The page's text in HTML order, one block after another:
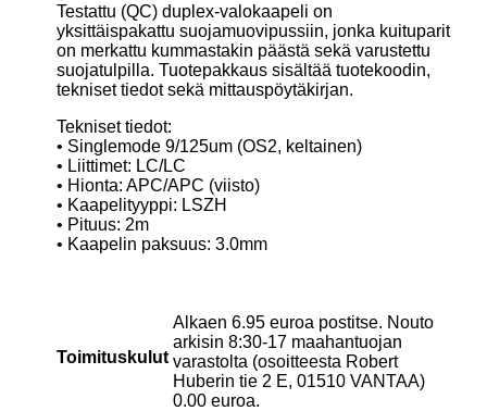
Testattu (QC) duplex-valokaapeli on
yksittäispakattu suojamuovipussiin, jonka kuituparit
on merkattu kummastakin päästä sekä varustettu
suojatulpilla. Tuotepakkaus sisältää tuotekoodin,
tekniset tiedot sekä mittauspöytäkirjan.
Tekniset tiedot:
• Singlemode 9/125um (OS2, keltainen)
• Liittimet: LC/LC
• Hionta: APC/APC (viisto)
• Kaapelityyppi: LSZH
• Pituus: 2m
• Kaapelin paksuus: 3.0mm
Toimituskulut
Alkaen 6.95 euroa postitse. Nouto
arkisin 8:30-17 maahantuojan
varastolta (osoitteesta Robert
Huberin tie 2 E, 01510 VANTAA)
0.00 euroa.